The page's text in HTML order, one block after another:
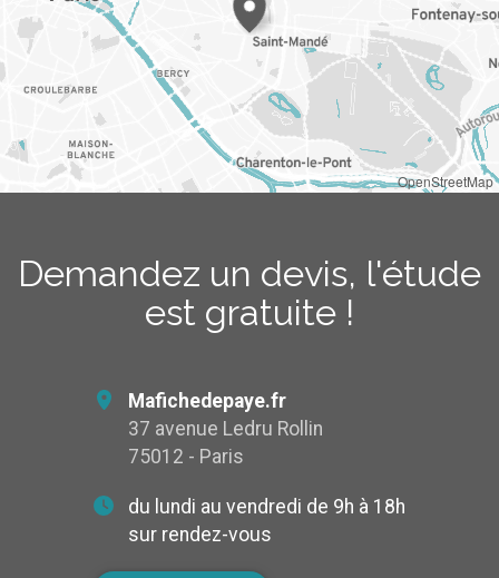
OpenStreetMap
Demandez un devis, l'étude
est gratuite !
Mafichedepaye.fr
37 avenue Ledru Rollin
75012 - Paris
du lundi au vendredi de 9h à 18h
sur rendez-vous